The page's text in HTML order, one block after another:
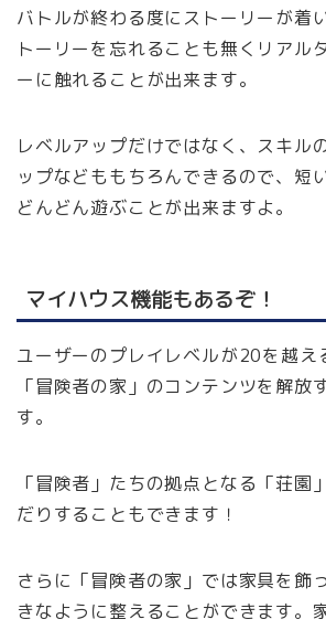
バトルが終わる度にストーリーが着
トーリーを忘れることも無くリアル
ーに触れることが出来ます。
レベルアップだけではなく、スキル
ップなどももちろんできるので、短
どんどん遊ぶことが出来ますよ。
マイハウス機能もあるぞ！
ユーザーのプレイレベルが20を越え
「冒険者の家」のコンテンツを解放
す。
「冒険者」たちの拠点となる「荘園
だりすることもできます！
さらに「冒険者の家」では家具を飾
きなように整えることができます。